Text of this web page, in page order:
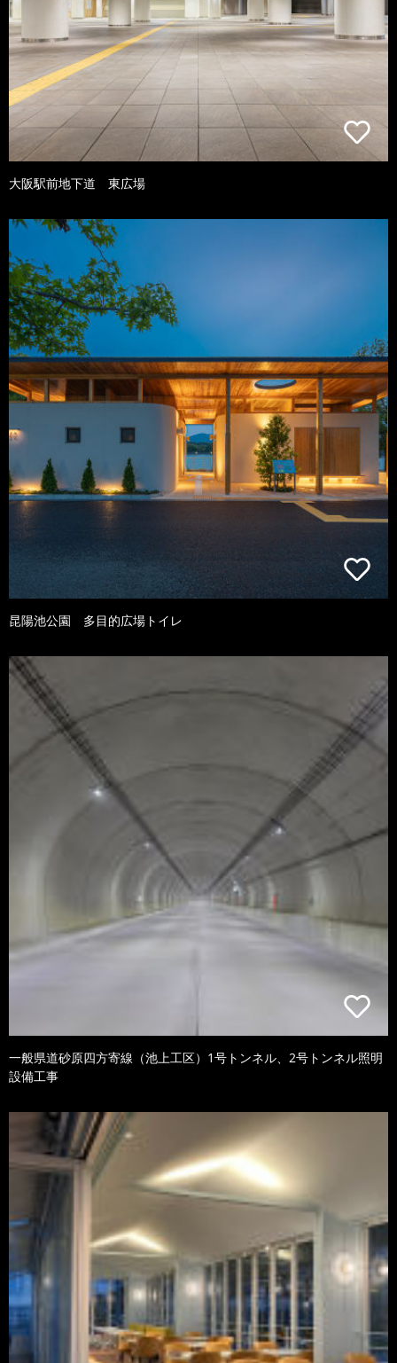
大阪駅前地下道 東広場
昆陽池公園 多目的広場トイレ
一般県道砂原四方寄線（池上工区）1号トンネル、2号トンネル照明
設備工事